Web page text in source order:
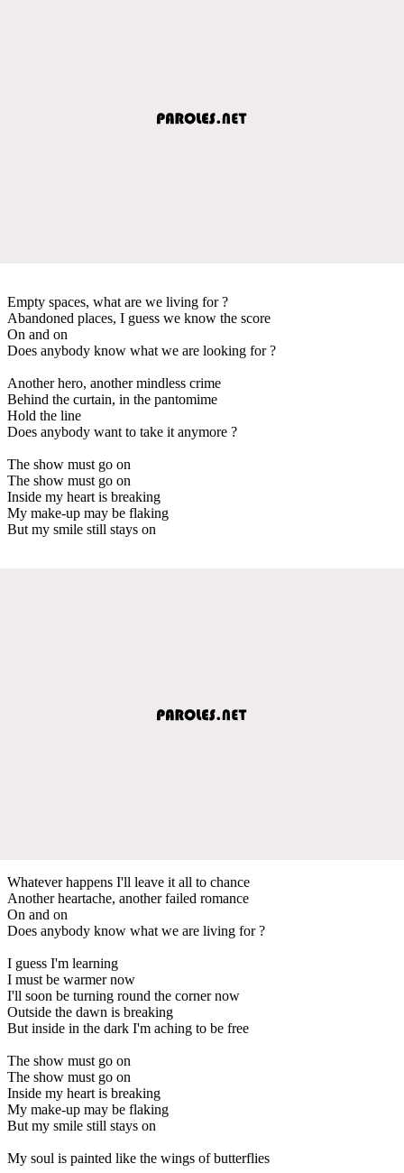
Empty spaces, what are we living for ?
Abandoned places, I guess we know the score
On and on
Does anybody know what we are looking for ?
Another hero, another mindless crime
Behind the curtain, in the pantomime
Hold the line
Does anybody want to take it anymore ?
The show must go on
The show must go on
Inside my heart is breaking
My make-up may be flaking
But my smile still stays on
Whatever happens I'll leave it all to chance
Another heartache, another failed romance
On and on
Does anybody know what we are living for ?
I guess I'm learning
I must be warmer now
I'll soon be turning round the corner now
Outside the dawn is breaking
But inside in the dark I'm aching to be free
The show must go on
The show must go on
Inside my heart is breaking
My make-up may be flaking
But my smile still stays on
My soul is painted like the wings of butterflies